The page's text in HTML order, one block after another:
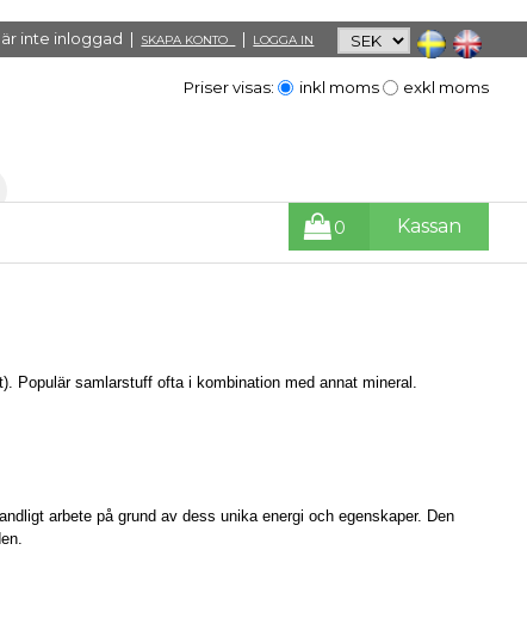
är inte inloggad | SKAPA KONTO | LOGGA IN
Priser visas: inkl moms exkl moms
0 Kassan
Populär samlarstuff ofta i kombination med annat mineral.
arbete på grund av dess unika energi och egenskaper. Den